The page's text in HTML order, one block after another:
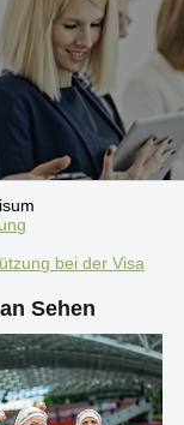
bei der Visa
Sehen